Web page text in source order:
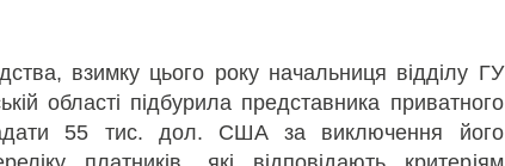
взимку цього року начальниця відділу ГУ
області підбурила представника приватного
55 тис. дол. США за виключення його